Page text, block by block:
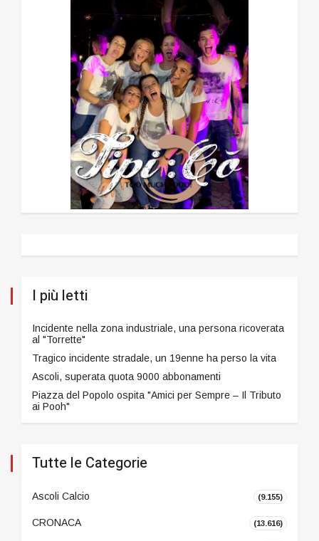
I più letti
Incidente nella zona industriale, una persona ricoverata
al "Torrette"
Tragico incidente stradale, un 19enne ha perso la vita
Ascoli, superata quota 9000 abbonamenti
Piazza del Popolo ospita "Amici per Sempre – Il Tributo
ai Pooh"
Tutte le Categorie
Ascoli Calcio (9.155)
CRONACA (13.616)